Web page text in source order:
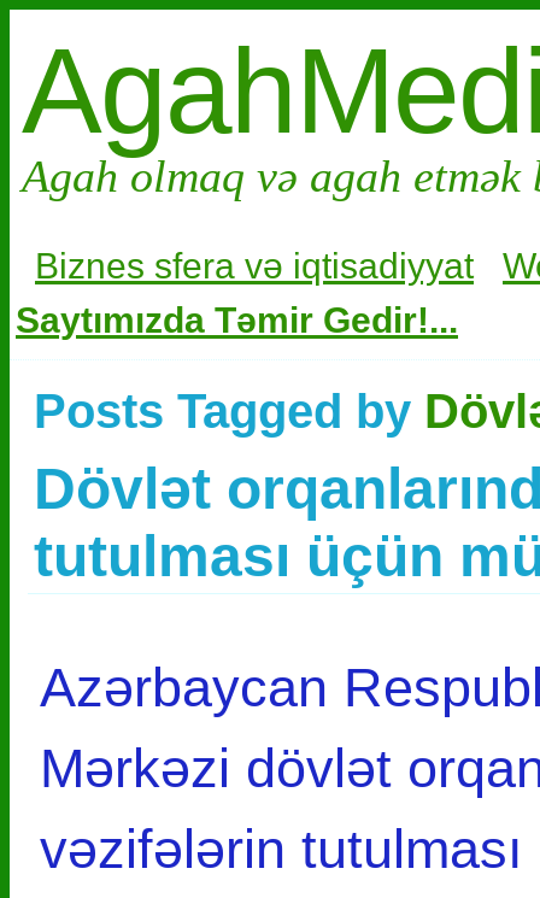
Agah olmaq və agah
Biznes sfera və iqtisadiyyat
Saytımızda Təmir Gedir!...
Posts Tagged by
Dövlət
tutulması üçün
Azərbaycan
Mərkəzi dövlət
vəzifələrin